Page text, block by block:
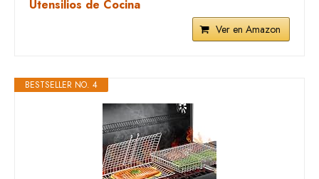
Utensilios de Cocina
Ver en Amazon
BESTSELLER NO. 4